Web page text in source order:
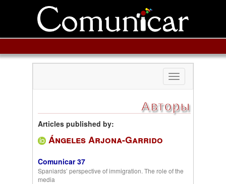
Toggle
navigation
Авторы
Articles published by:
Ángeles Arjona-Garrido
Comunicar 37
Spaniards’ perspective of immigration. The role of the
media